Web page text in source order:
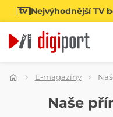
Nejvýhodnější TV
Kategorie
E-magazíny
Naše